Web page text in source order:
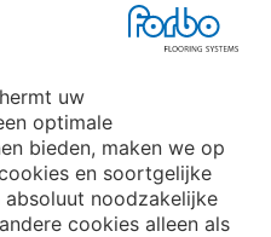
uw
optimale
bieden, maken we op
en soortgelijke
noodzakelijke
cookies alleen als